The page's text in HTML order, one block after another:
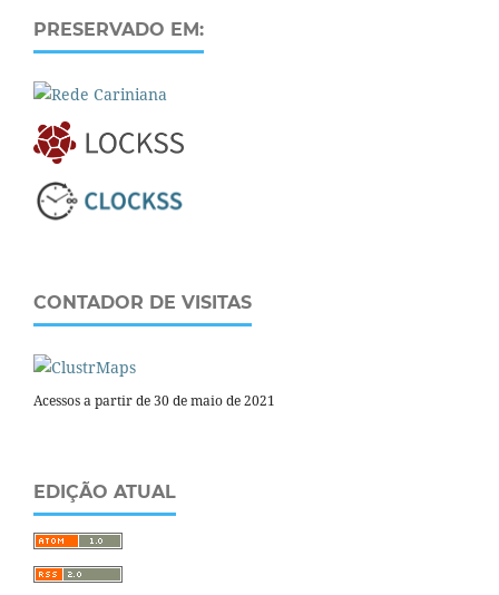
PRESERVADO EM:
CONTADOR DE VISITAS
Acessos a partir de 30 de maio de 2021
EDIÇÃO ATUAL